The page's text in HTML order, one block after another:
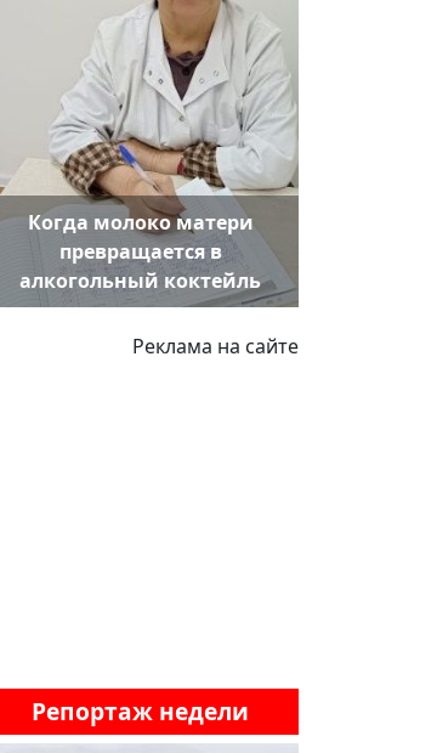
Когда молоко матери
превращается в
алкогольный коктейль
Реклама на сайте
Репортаж недели